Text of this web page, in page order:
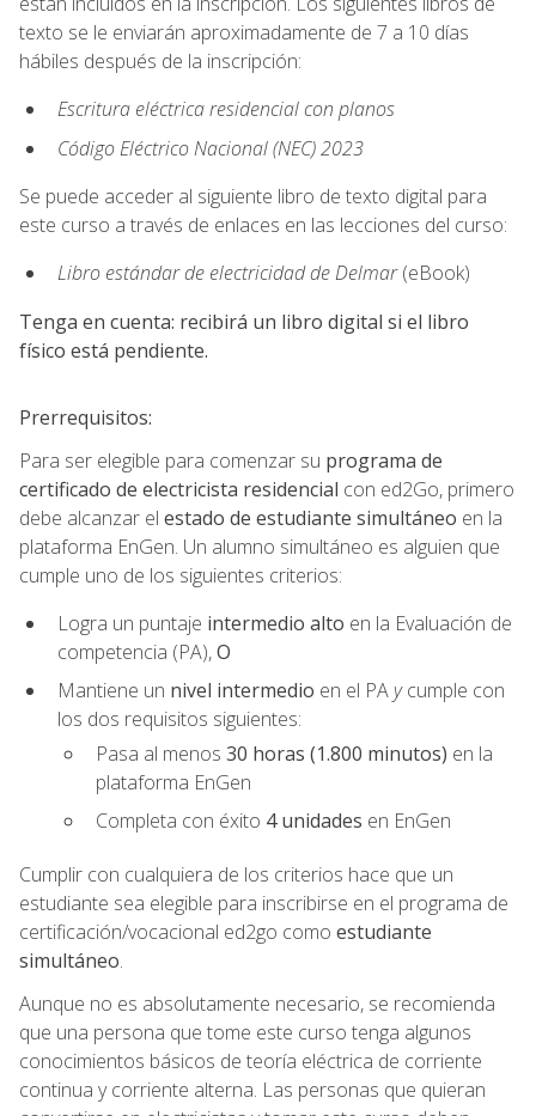
texto se le enviarán aproximadamente de 7 a 10 días
hábiles después de la inscripción:
Escritura eléctrica residencial con planos
Código Eléctrico Nacional (NEC) 2023
Se puede acceder al siguiente libro de texto digital para
este curso a través de enlaces en las lecciones del curso:
Libro estándar de electricidad de Delmar(eBook)
Tenga en cuenta: recibirá un libro digital si el libro
físico está pendiente.
Prerrequisitos:
Para ser elegible para comenzar su programa de
certificado de electricista residencial con ed2Go, primero
debe alcanzar el estado de estudiante simultáneo en la
plataforma EnGen. Un alumno simultáneo es alguien que
cumple uno de los siguientes criterios:
Logra un puntaje intermedio alto en la Evaluación de
competencia (PA),O
Mantiene un nivel intermedio en el PAycumple con
los dos requisitos siguientes:
Pasa al menos 30 horas (1.800 minutos) en la
plataforma EnGen
Completa con éxito 4 unidades en EnGen
Cumplir con cualquiera de los criterios hace que un
estudiante sea elegible para inscribirse en el programa de
certificación/vocacional ed2go como estudiante
simultáneo.
Aunque no es absolutamente necesario, se recomienda
que una persona que tome este curso tenga algunos
conocimientos básicos de teoría eléctrica de corriente
continua y corriente alterna. Las personas que quieran